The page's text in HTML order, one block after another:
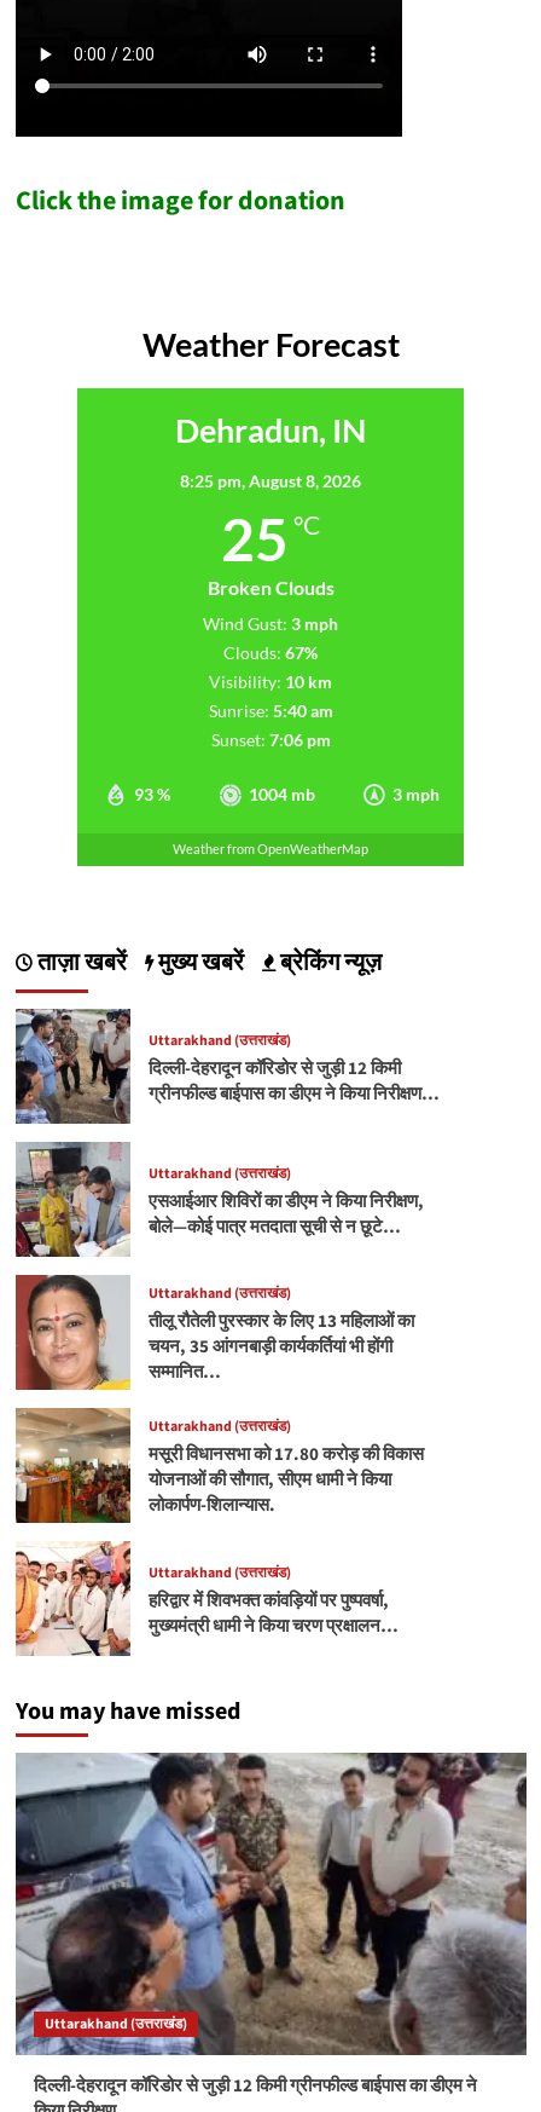
Click the image for donation
Weather Forecast
Dehradun, IN
8:25 pm,August 8, 2026
25 °C
Broken Clouds
93 % 1004 mb 3 mph
Wind Gust: 3 mph
Clouds: 67%
Visibility: 10 km
Sunrise: 5:40 am
Sunset: 7:06 pm
Weather from OpenWeatherMap
ताज़ा खबरें मुख्य खबरें ब्रेकिंग न्यूज़
Uttarakhand (उत्तराखंड)
दिल्ली-देहरादून कॉरिडोर से जुड़ी 12 किमी
ग्रीनफील्ड बाईपास का डीएम ने किया निरीक्षण…
Uttarakhand (उत्तराखंड)
एसआईआर शिविरों का डीएम ने किया निरीक्षण,
बोले—कोई पात्र मतदाता सूची से न छूटे…
Uttarakhand (उत्तराखंड)
तीलू रौतेली पुरस्कार के लिए 13 महिलाओं का
चयन, 35 आंगनबाड़ी कार्यकर्तियां भी होंगी
सम्मानित…
Uttarakhand (उत्तराखंड)
मसूरी विधानसभा को 17.80 करोड़ की विकास
योजनाओं की सौगात, सीएम धामी ने किया
लोकार्पण-शिलान्यास.
Uttarakhand (उत्तराखंड)
हरिद्वार में शिवभक्त कांवड़ियों पर पुष्पवर्षा,
मुख्यमंत्री धामी ने किया चरण प्रक्षालन…
You may have missed
Uttarakhand (उत्तराखंड)
दिल्ली-देहरादून कॉरिडोर से जुड़ी 12 किमी ग्रीनफील्ड बाईपास का डीएम ने